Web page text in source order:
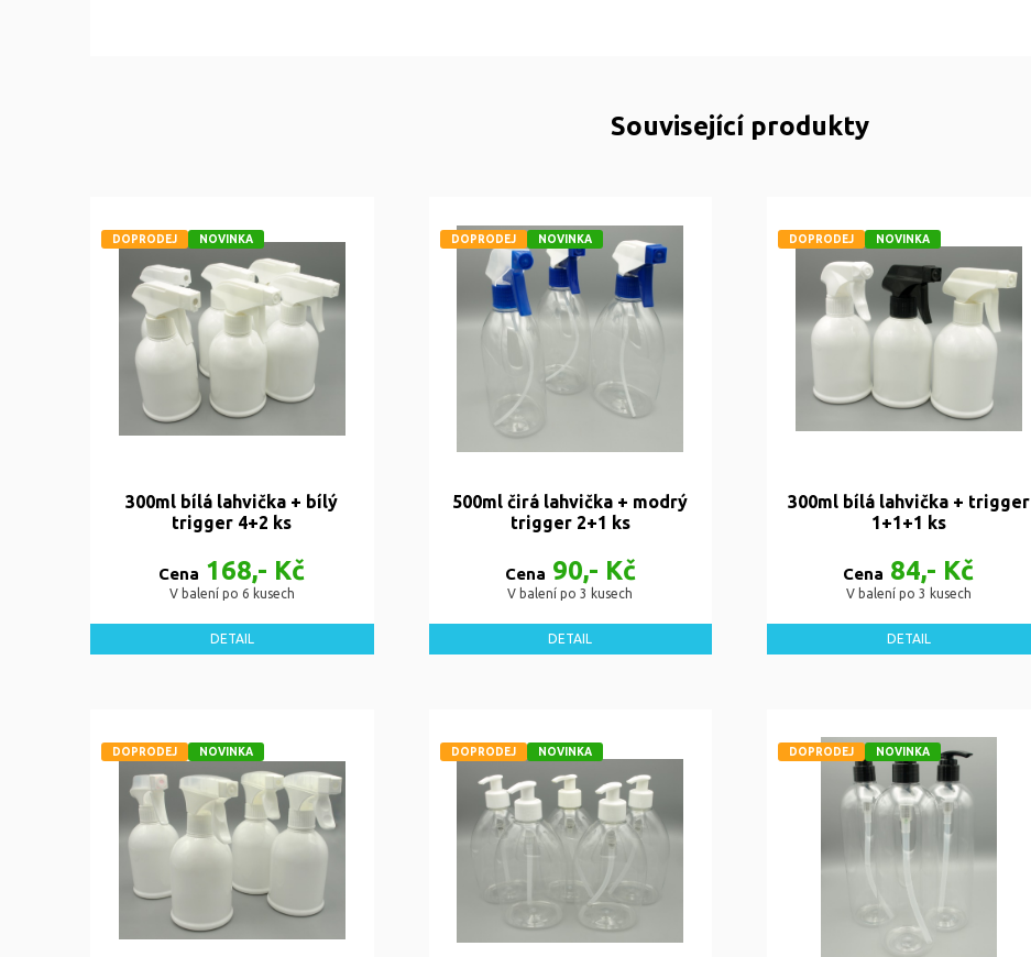
Související produkty
DOPRODEJ NOVINKA
300ml bílá lahvička + bílý
trigger 4+2 ks
Cena 168,- Kč
V balení po 6 kusech
DETAIL
DOPRODEJ NOVINKA
500ml čirá lahvička + modrý
trigger 2+1 ks
Cena 90,- Kč
V balení po 3 kusech
DETAIL
DOPRODEJ NOVINKA
300ml bílá lahvička + trigger
1+1+1 ks
Cena 84,- Kč
V balení po 3 kusech
DETAIL
DOPRODEJ NOVINKA DOPRODEJ NOVINKA DOPRODEJ NOVINKA